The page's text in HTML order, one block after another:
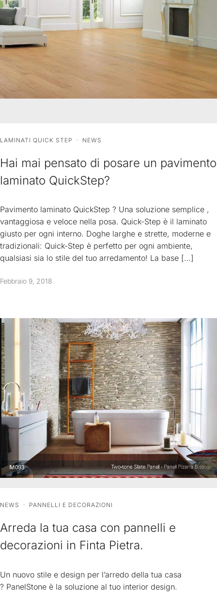
LAMINATI QUICK STEP · NEWS
Hai mai pensato di posare un pavimento
laminato QuickStep?
Pavimento laminato QuickStep ? Una soluzione semplice ,
vantaggiosa e veloce nella posa. Quick-Step è il laminato
giusto per ogni interno. Doghe larghe e strette, moderne e
tradizionali: Quick-Step è perfetto per ogni ambiente,
qualsiasi sia lo stile del tuo arredamento! La base […]
Febbraio 9, 2018
NEWS · PANNELLI E DECORAZIONI
Arreda la tua casa con pannelli e
decorazioni in Finta Pietra.
Un nuovo stile e design per l’arredo della tua casa
? PanelStone è la soluzione al tuo interior design.